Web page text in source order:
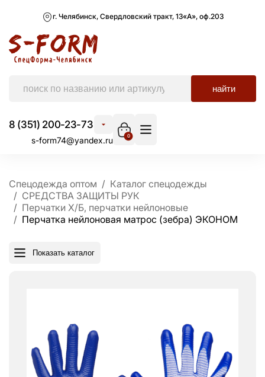
г. Челябинск, Свердловский тракт, 13«А», оф.203
найти
8 (351) 200-23-73
s-form74@yandex.ru 0
Спецодежда оптом
Каталог спецодежды
СРЕДСТВА ЗАЩИТЫ РУК
Перчатки Х/Б, перчатки нейлоновые
Перчатка нейлоновая матрос (зебра) ЭКОНОМ
Показать каталог